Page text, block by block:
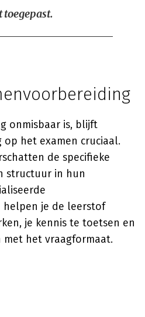
toegepast.
onmisbaar is, blijft
het examen cruciaal.
de specifieke
structuur in hun
helpen je de leerstof
je kennis te toetsen en
het vraagformaat.